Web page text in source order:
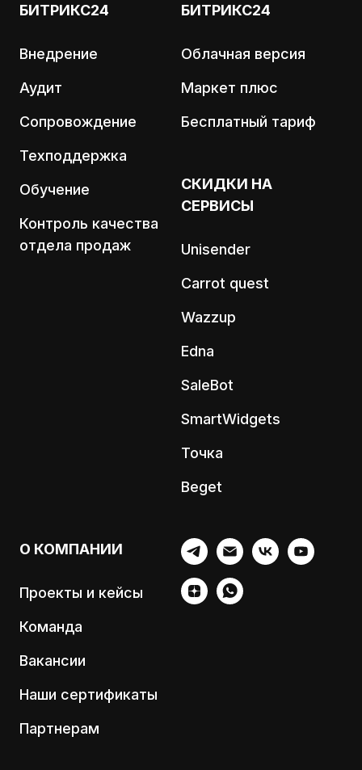
БИТРИКС24
Внедрение
Аудит
Сопровождение
Техподдержка
Обучение
Контроль качества
отдела продаж
БИТРИКС24
Облачная версия
Маркет плюс
Бесплатный тариф
СКИДКИ НА
СЕРВИСЫ
Unisender
Carrot quest
Wazzup
Edna
SaleBot
SmartWidgets
Точка
Beget
О КОМПАНИИ
Проекты и кейсы
Команда
Вакансии
Наши сертификаты
Партнерам